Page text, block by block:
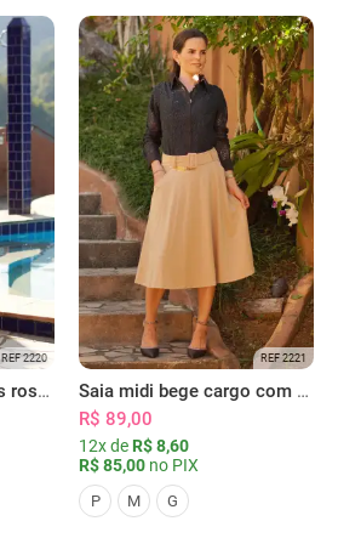
REF 2220
Saia midi branca flores rosas com bolsos
REF 2221
Saia midi bege cargo com bolsos
R$ 89,00
12x de R$ 8,60
R$ 85,00 no PIX
P M G